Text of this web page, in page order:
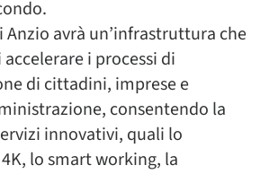
avrà un’infrastruttura che
i processi di
di cittadini, imprese e
consentendo la
innovativi, quali lo
lo smart working, la